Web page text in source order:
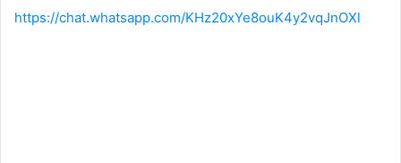
https://chat.whatsapp.com/KHz20xYe8ouK4y2vqJnOXl